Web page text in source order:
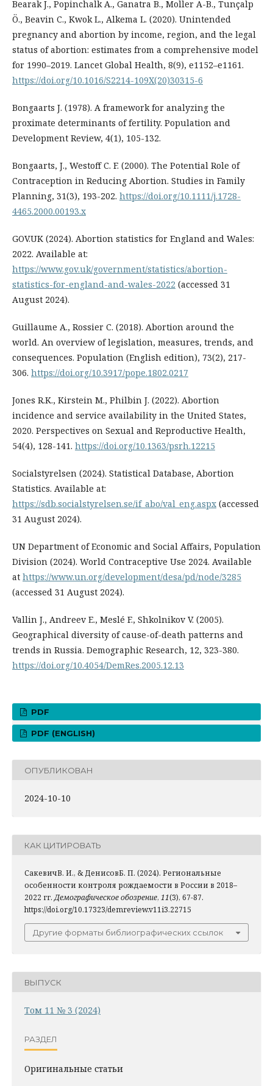
Bearak J., Popinchalk A., Ganatra B., Moller A-B., Tunçalp
Ö., Beavin C., Kwok L., Alkema L. (2020). Unintended
pregnancy and abortion by income, region, and the legal
status of abortion: estimates from a comprehensive model
for 1990–2019. Lancet Global Health, 8(9), e1152–e1161.
https://doi.org/10.1016/S2214-109X(20)30315-6
Bongaarts J. (1978). A framework for analyzing the
proximate determinants of fertility. Population and
Development Review, 4(1), 105-132.
Bongaarts, J., Westoff C. F. (2000). The Potential Role of
Contraception in Reducing Abortion. Studies in Family
Planning, 31(3), 193-202. https://doi.org/10.1111/j.1728-
4465.2000.00193.x
GOV.UK (2024). Abortion statistics for England and Wales:
2022. Available at:
https://www.gov.uk/government/statistics/abortion-
statistics-for-england-and-wales-2022 (accessed 31
August 2024).
Guillaume A., Rossier C. (2018). Abortion around the
world. An overview of legislation, measures, trends, and
consequences. Population (English edition), 73(2), 217-
306. https://doi.org/10.3917/pope.1802.0217
Jones R.K., Kirstein M., Philbin J. (2022). Abortion
incidence and service availability in the United States,
2020. Perspectives on Sexual and Reproductive Health,
54(4), 128-141. https://doi.org/10.1363/psrh.12215
Socialstyrelsen (2024). Statistical Database, Abortion
Statistics. Available at:
https://sdb.socialstyrelsen.se/if_abo/val_eng.aspx (accessed
31 August 2024).
UN Department of Economic and Social Affairs, Population
Division (2024). World Contraceptive Use 2024. Available
at https://www.un.org/development/desa/pd/node/3285
(accessed 31 August 2024).
Vallin J., Andreev E., Meslé F., Shkolnikov V. (2005).
Geographical diversity of cause-of-death patterns and
trends in Russia. Demographic Research, 12, 323-380.
https://doi.org/10.4054/DemRes.2005.12.13
PDF
PDF (ENGLISH)
ОПУБЛИКОВАН
2024-10-10
КАК ЦИТИРОВАТЬ
СакевичВ. И., & ДенисовБ. П. (2024). Региональные
особенности контроля рождаемости в России в 2018–
2022 гг.Демографическое обозрение, 11(3), 67-87.
https://doi.org/10.17323/demreview.v11i3.22715
Другие форматы библиографических ссылок
ВЫПУСК
Том 11 № 3 (2024)
РАЗДЕЛ
Оригинальные статьи